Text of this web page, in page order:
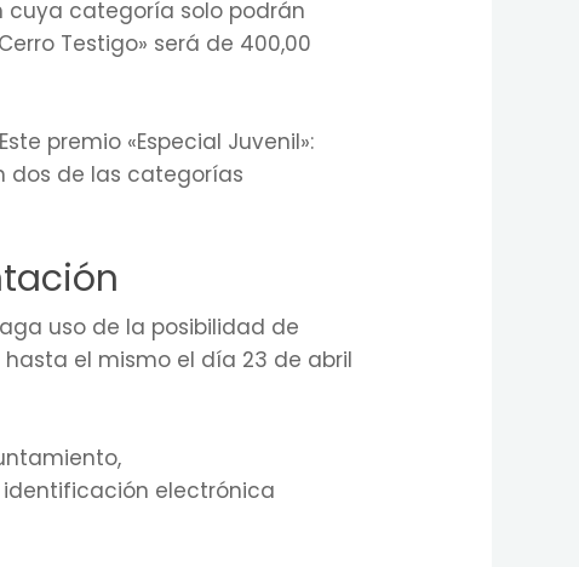
cuya categoría solo podrán
Testigo» será de 400,00
premio «Especial Juvenil»:
dos de las categorías
uso de la posibilidad de
el mismo el día 23 de abril
identificación electrónica